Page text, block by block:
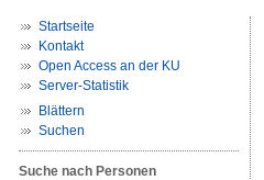
Startseite
Kontakt
Open Access an der KU
Server-Statistik
Blättern
Suchen
Suche nach Personen